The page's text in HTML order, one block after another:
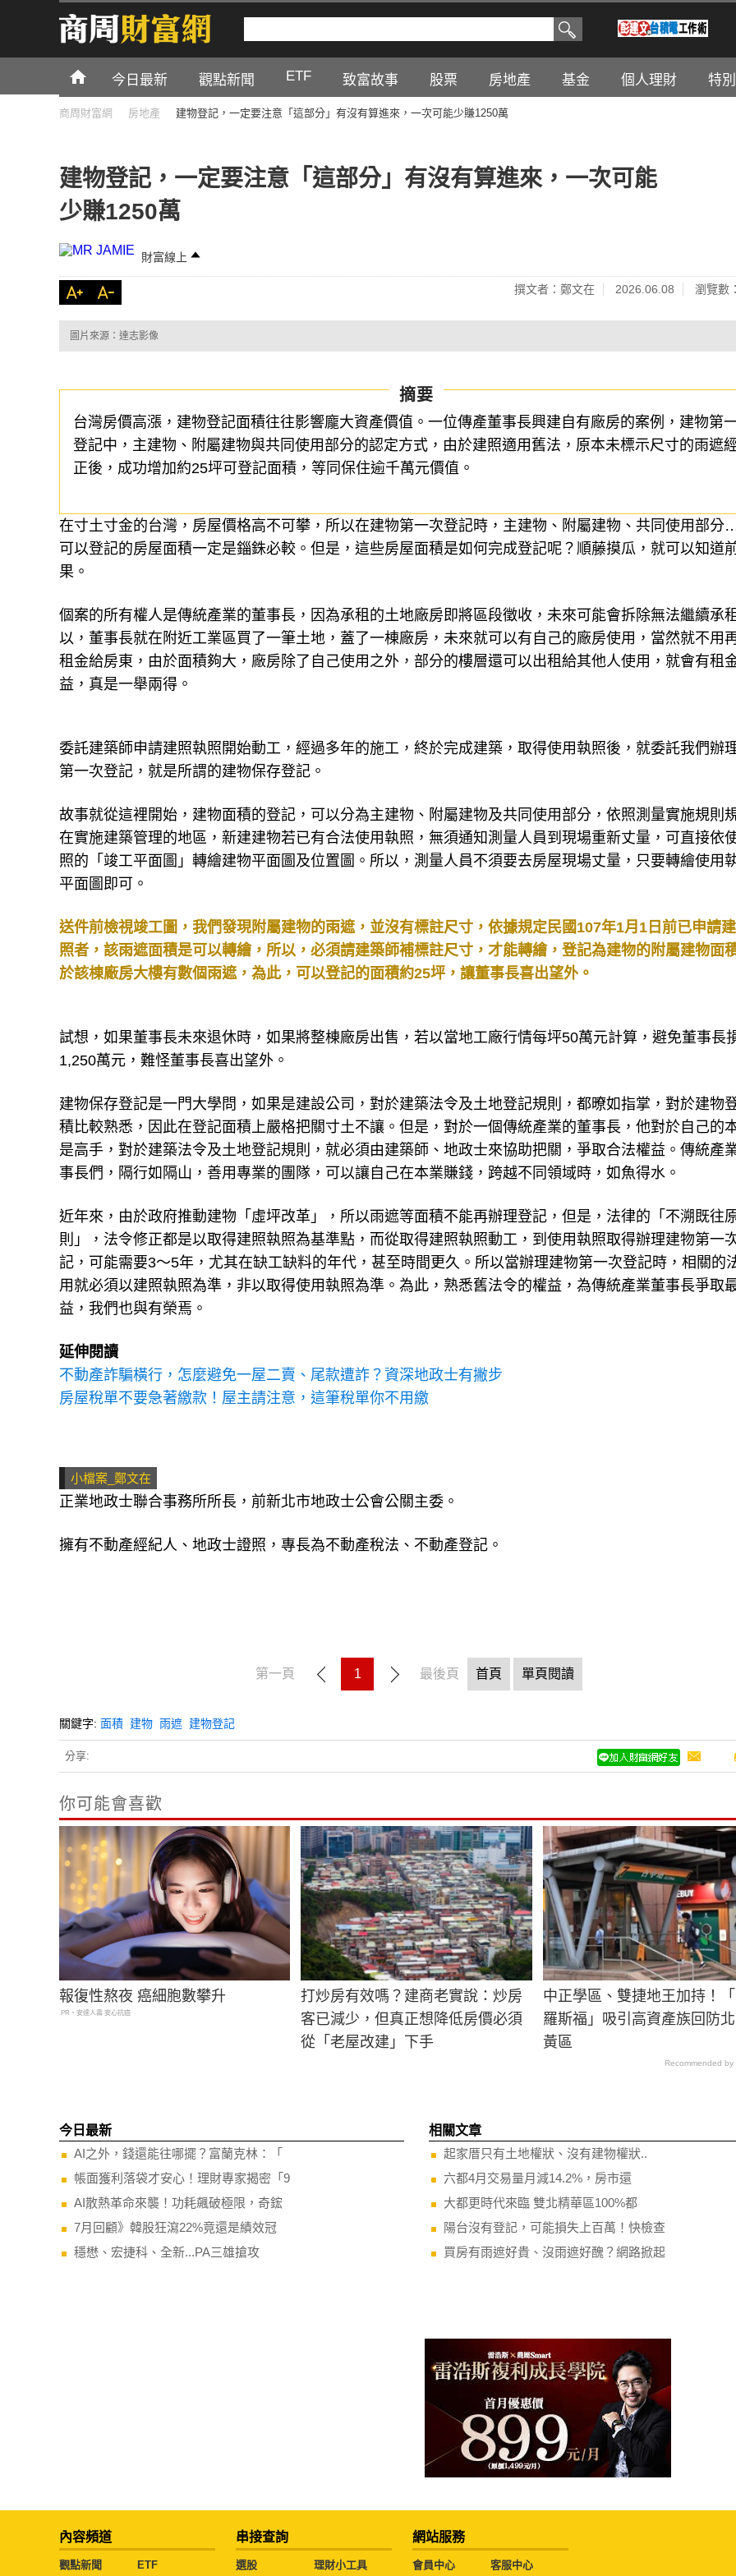
今日最新 觀點新聞 ETF 致富故事 股票 房地產 基金 個人理財 特
商周財富網 房地產 建物登記，一定要注意「這部分」有沒有算進來，一次可能少賺1250萬
建物登記，一定要注意「這部分」有沒有算進來，一次可能
少賺1250萬
財富線上
撰文者：鄭文在 2026.06.08 瀏覽數
圖片來源：達志影像
摘要
台灣房價高漲，建物登記面積往往影響龐大資產價值。一位傳產董事長興建自有廠房的案例，建物第
登記中，主建物、附屬建物與共同使用部分的認定方式，由於建照適用舊法，原本未標示尺寸的雨遮
正後，成功增加約25坪可登記面積，等同保住逾千萬元價值。
在寸土寸金的台灣，房屋價格高不可攀，所以在建物第一次登記時，主建物、附屬建物、共同使用部分
可以登記的房屋面積一定是錙銖必較。但是，這些房屋面積是如何完成登記呢？順藤摸瓜，就可以知道
果。
個案的所有權人是傳統產業的董事長，因為承租的土地廠房即將區段徵收，未來可能會拆除無法繼續承
以，董事長就在附近工業區買了一筆土地，蓋了一棟廠房，未來就可以有自己的廠房使用，當然就不用
租金給房東，由於面積夠大，廠房除了自己使用之外，部分的樓層還可以出租給其他人使用，就會有租
益，真是一舉兩得。
委託建築師申請建照執照開始動工，經過多年的施工，終於完成建築，取得使用執照後，就委託我們辦
第一次登記，就是所謂的建物保存登記。
故事就從這裡開始，建物面積的登記，可以分為主建物、附屬建物及共同使用部分，依照測量實施規則
在實施建築管理的地區，新建建物若已有合法使用執照，無須通知測量人員到現場重新丈量，可直接依
照的「竣工平面圖」轉繪建物平面圖及位置圖。所以，測量人員不須要去房屋現場丈量，只要轉繪使用
平面圖即可。
送件前檢視竣工圖，我們發現附屬建物的雨遮，並沒有標註尺寸，依據規定民國107年1月1日前已申請
照者，該雨遮面積是可以轉繪，所以，必須請建築師補標註尺寸，才能轉繪，登記為建物的附屬建物面
於該棟廠房大樓有數個雨遮，為此，可以登記的面積約25坪，讓董事長喜出望外。
試想，如果董事長未來退休時，如果將整棟廠房出售，若以當地工廠行情每坪50萬元計算，避免董事長
1,250萬元，難怪董事長喜出望外。
建物保存登記是一門大學問，如果是建設公司，對於建築法令及土地登記規則，都暸如指掌，對於建物
積比較熟悉，因此在登記面積上嚴格把關寸土不讓。但是，對於一個傳統產業的董事長，他對於自己的
是高手，對於建築法令及土地登記規則，就必須由建築師、地政士來協助把關，爭取合法權益。傳統產
事長們，隔行如隔山，善用專業的團隊，可以讓自己在本業賺錢，跨越不同領域時，如魚得水。
近年來，由於政府推動建物「虛坪改革」，所以雨遮等面積不能再辦理登記，但是，法律的「不溯既往
則」，法令修正都是以取得建照執照為基準點，而從取得建照執照動工，到使用執照取得辦理建物第一
記，可能需要3～5年，尤其在缺工缺料的年代，甚至時間更久。所以當辦理建物第一次登記時，相關的
用就必須以建照執照為準，非以取得使用執照為準。為此，熟悉舊法令的權益，為傳統產業董事長爭取
益，我們也與有榮焉。
延伸閱讀
不動產詐騙橫行，怎麼避免一屋二賣、尾款遭詐？資深地政士有撇步
房屋稅單不要急著繳款！屋主請注意，這筆稅單你不用繳
小檔案_鄭文在
正業地政士聯合事務所所長，前新北市地政士公會公關主委。
擁有不動產經紀人、地政士證照，專長為不動產稅法、不動產登記。
第一頁 1 最後頁 首頁 單頁閱讀
關鍵字: 面積 建物 雨遮 建物登記
分享:
你可能會喜歡
報復性熬夜 癌細胞數攀升
PR・安達人壽 安心抗癌
打炒房有效嗎？建商老實說：炒房
客已減少，但真正想降低房價必須
從「老屋改建」下手
中正學區、雙捷地王加持！
羅斯福」吸引高資產族回防
黃區
Recommended by
今日最新
AI之外，錢還能往哪擺？富蘭克林：「
帳面獲利落袋才安心！理財專家揭密「9
AI散熱革命來襲！功耗飆破極限，奇鋐
7月回顧》韓股狂瀉22%竟還是績效冠
穩懋、宏捷科、全新...PA三雄搶攻
相關文章
起家厝只有土地權狀、沒有建物權狀..
六都4月交易量月減14.2%，房市還
大都更時代來臨 雙北精華區100%都
陽台沒有登記，可能損失上百萬！快檢查
買房有雨遮好貴、沒雨遮好醜？網路掀起
內容頻道
觀點新聞
ETF
串接查詢
選股 理財小工具
網站服務
會員中心
客服中心